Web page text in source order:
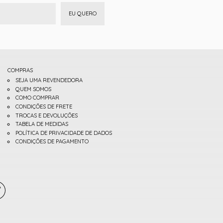
EU QUERO
COMPRAS
SEJA UMA REVENDEDORA
QUEM SOMOS
COMO COMPRAR
CONDIÇÕES DE FRETE
TROCAS E DEVOLUÇÕES
TABELA DE MEDIDAS
POLÍTICA DE PRIVACIDADE DE DADOS
CONDIÇÕES DE PAGAMENTO